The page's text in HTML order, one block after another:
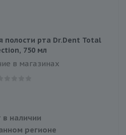
полости рта Dr.Dent Total
750 мл
в магазинах
в наличии
регионе